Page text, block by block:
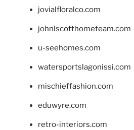
jovialfloralco.com
johnlscotthometeam.com
u-seehomes.com
watersportslagonissi.com
mischieffashion.com
eduwyre.com
retro-interiors.com